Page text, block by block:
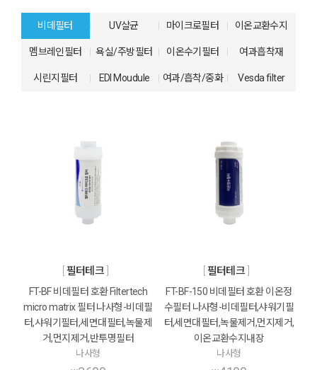
비데필터 UV살균 마이크로필터 이온교환수지
멤브레인필터 욕실/주방필터 이온수기필터 여과흡착재
시린지필터 EDI Moudule 여과/흡착/중화 Vesda filter
필터테크
FT-BF 비데필터 호환 Filtertech
micro matrix 필터 나사형-비데필
터,샤워기필터,세면대필터,녹물제
거,먼지제거,반투명필터
나사형
필터테크
FT-BF-150 비데필터 호환 이온정
수필터 나사형-비데필터,샤워기필
터,세면대필터,녹물제거,먼지제거,
이온교환수지내장
나사형